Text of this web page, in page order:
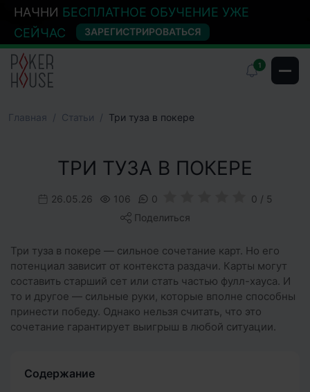
НАЧНИ БЕСПЛАТНОЕ ОБУЧЕНИЕ УЖЕ
СЕЙЧАС
ЗАРЕГИСТРИРОВАТЬСЯ
1
Главная Cтатьи Три туза в покере
ТРИ ТУЗА В ПОКЕРЕ
26.05.26 106 0
0 / 5
Поделиться
Три туза в покере — сильное сочетание карт. Но его
потенциал зависит от контекста раздачи. Карты могут
составить старший сет или стать частью фулл-хауса. И
то и другое — сильные руки, которые вполне способны
принести победу. Однако нельзя считать, что это
сочетание гарантирует выигрыш в любой ситуации.
Содержание